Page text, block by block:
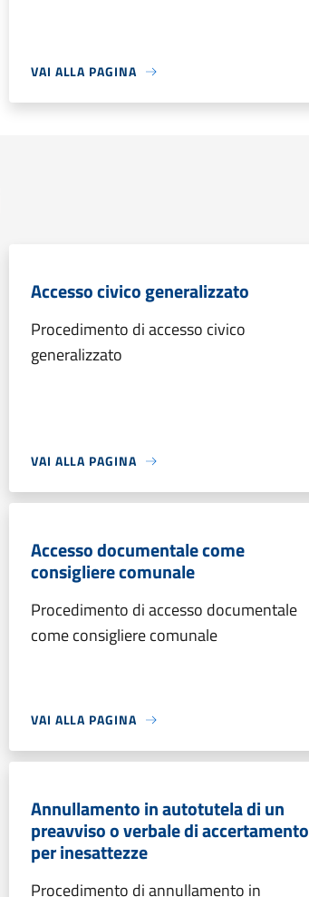
VAI ALLA PAGINA
Accesso civico generalizzato
Procedimento di accesso civico
generalizzato
VAI ALLA PAGINA
Accesso documentale come
consigliere comunale
Procedimento di accesso documentale
come consigliere comunale
VAI ALLA PAGINA
Annullamento in autotutela di un
preavviso o verbale di accertamento
per inesattezze
Procedimento di annullamento in